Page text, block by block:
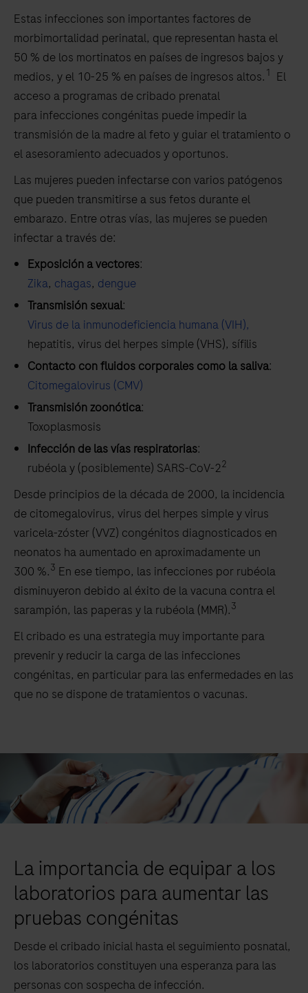
Estas infecciones son importantes factores de
morbimortalidad perinatal, que representan hasta el
50 % de los mortinatos en países de ingresos bajos y
medios, y el 10-25 % en países de ingresos altos. 1 El
acceso a programas de cribado prenatal
para infecciones congénitas puede impedir la
transmisión de la madre al feto y guiar el tratamiento o
el asesoramiento adecuados y oportunos.
Las mujeres pueden infectarse con varios patógenos
que pueden transmitirse a sus fetos durante el
embarazo. Entre otras vías, las mujeres se pueden
infectar a través de:
Exposición a vectores:
Zika, chagas, dengue
Transmisión sexual:
Virus de la inmunodeficiencia humana (VIH),
hepatitis, virus del herpes simple (VHS), sífilis
Contacto con fluidos corporales como la saliva:
Citomegalovirus (CMV)
Transmisión zoonótica:
Toxoplasmosis
Infección de las vías respiratorias:
rubéola y (posiblemente) SARS-CoV-22
Desde principios de la década de 2000, la incidencia
de citomegalovirus, virus del herpes simple y virus
varicela-zóster (VVZ) congénitos diagnosticados en
neonatos ha aumentado en aproximadamente un
300 %.3 En ese tiempo, las infecciones por rubéola
disminuyeron debido al éxito de la vacuna contra el
sarampión, las paperas y la rubéola (MMR).3
El cribado es una estrategia muy importante para
prevenir y reducir la carga de las infecciones
congénitas, en particular para las enfermedades en las
que no se dispone de tratamientos o vacunas.
La importancia de equipar a los
laboratorios para aumentar las
pruebas congénitas
Desde el cribado inicial hasta el seguimiento posnatal,
los laboratorios constituyen una esperanza para las
personas con sospecha de infección.